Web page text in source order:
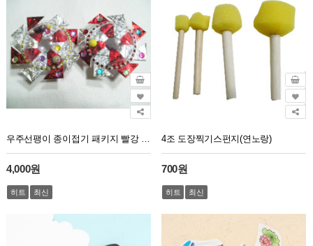
우주선팽이 종이접기 패키지 빨강 초록 2개 1세트
4,000원
히트 최신
4조 도장찍기스펀지(연노랑)
700원
히트 최신